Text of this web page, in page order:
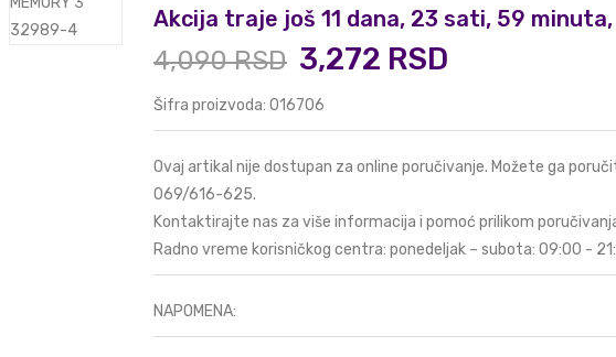
Akcija traje još 11 dana, 23 sati, 59
4,090 RSD 3,272 RSD
Šifra proizvoda: 016706
Ovaj artikal nije dostupan za online poručivanje. Možete ga
069/616-625.
Kontaktirajte nas za više informacija i pomoć prilikom
Radno vreme korisničkog centra: ponedeljak – subota: 09:00 -
NAPOMENA: